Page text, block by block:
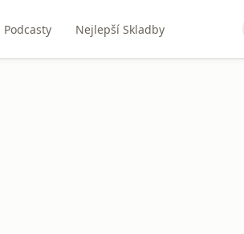
Podcasty Nejlepší Skladby